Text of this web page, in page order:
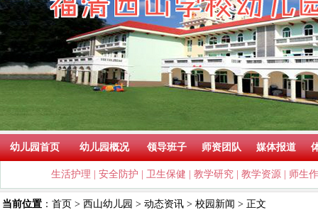
幼儿园首页 幼儿园概况 领导班子 师资团队 媒体报道
生活护理 安全防护 卫生保健 教学研究 教学资源 师生
当前位置 ： 首页 > 西山幼儿园 > 动态资讯 > 校园新闻 > 正文